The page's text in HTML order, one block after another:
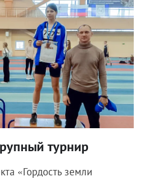
турнир
«Гордость земли